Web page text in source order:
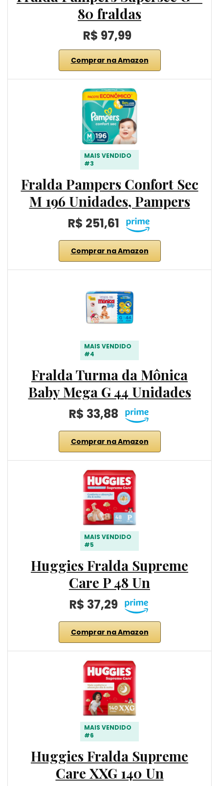
80 fraldas
R$ 97,99
Comprar na Amazon
MAIS VENDIDO
#3
Fralda Pampers Confort Sec
M 196 Unidades, Pampers
R$ 251,61
Comprar na Amazon
MAIS VENDIDO
#4
Fralda Turma da Mônica
Baby Mega G 44 Unidades
R$ 33,88
Comprar na Amazon
MAIS VENDIDO
#5
Huggies Fralda Supreme
Care P 48 Un
R$ 37,29
Comprar na Amazon
MAIS VENDIDO
#6
Huggies Fralda Supreme
Care XXG 140 Un